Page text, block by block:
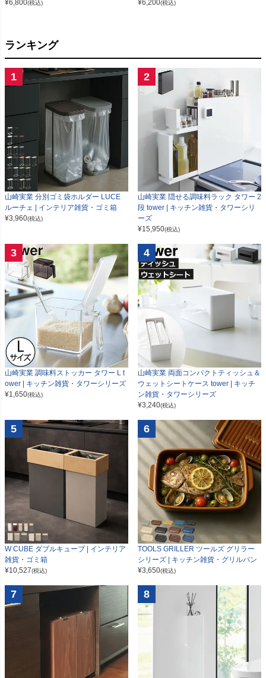
¥6,800(税込) ¥6,200(税込)
ランキング
1
山崎実業 分別ゴミ袋ホルダー LUCE
ルーチェ | インテリア雑貨・ゴミ箱
¥3,960(税込)
2
山崎実業 隠せる調味料ラック タワー 2
段 tower | キッチン雑貨・タワーシリ
ーズ
¥15,950(税込)
3
山崎実業 調味料ストッカー タワー L t
ower | キッチン雑貨・タワーシリーズ
¥1,650(税込)
4
山崎実業 両面コンパクトティッシュ＆
ウェットシートケース tower | キッチ
ン雑貨・タワーシリーズ
¥3,240(税込)
5
W CUBE ダブルキューブ | インテリア
雑貨・ゴミ箱
¥10,527(税込)
6
TOOLS GRILLER ツールズ グリラー
シリーズ | キッチン雑貨・グリルパン
¥3,650(税込)
7 8